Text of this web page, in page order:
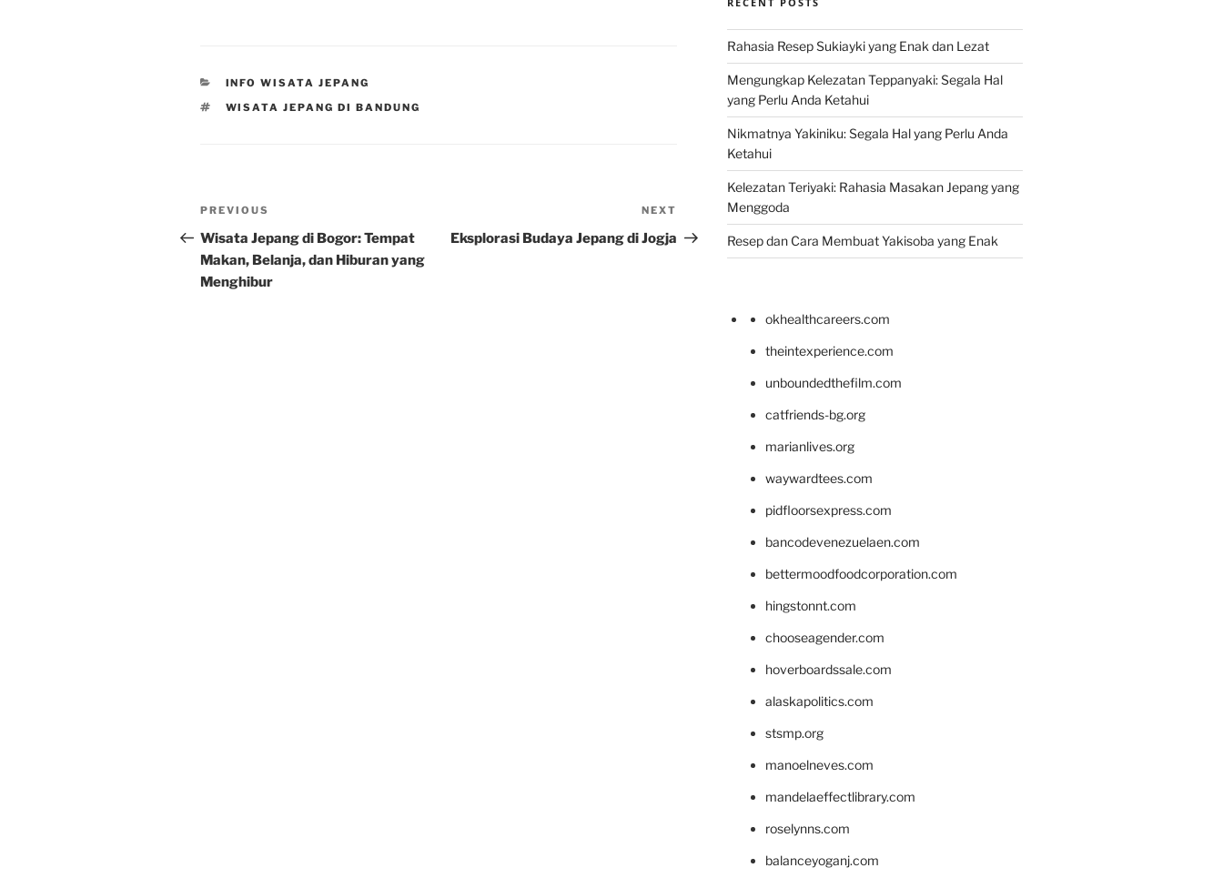
CATEGORIES
INFO WISATA JEPANG
TAGS
WISATA JEPANG DI BANDUNG
Post
navigation
Previous
Post
PREVIOUS
Wisata Jepang di Bogor: Tempat
Makan, Belanja, dan Hiburan yang
Menghibur
Post
NEXT
Eksplorasi Budaya Jepang di Jogja
Rahasia Resep Sukiayki yang Enak dan Lezat
Mengungkap Kelezatan Teppanyaki: Segala Hal
yang Perlu Anda Ketahui
Nikmatnya Yakiniku: Segala Hal yang Perlu Anda
Ketahui
Kelezatan Teriyaki: Rahasia Masakan Jepang yang
Menggoda
Resep dan Cara Membuat Yakisoba yang Enak
okhealthcareers.com
theintexperience.com
unboundedthefilm.com
catfriends-bg.org
marianlives.org
waywardtees.com
pidfloorsexpress.com
bancodevenezuelaen.com
bettermoodfoodcorporation.com
hingstonnt.com
chooseagender.com
hoverboardssale.com
alaskapolitics.com
stsmp.org
manoelneves.com
mandelaeffectlibrary.com
roselynns.com
balanceyoganj.com